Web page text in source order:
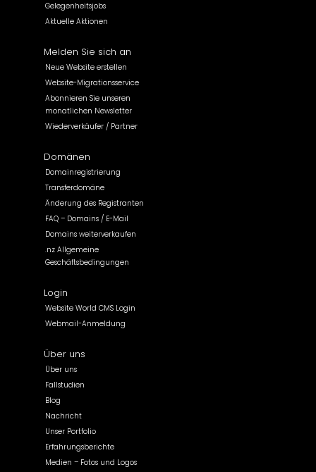
Gelegenheitsjobs
Aktuelle Aktionen
Melden Sie sich an
Neue Website erstellen
Website-Migrationsservice
Abonnieren Sie unseren
monatlichen Newsletter
Wiederverkäufer / Partner
Domänen
Domainregistrierung
Transferdomäne
Änderung des Registranten
FAQ – Domains / E-Mail
Domains weiterverkaufen
.nz Allgemeine
Geschäftsbedingungen
Login
Website World CMS Login
Webmail-Anmeldung
Über uns
Über uns
Fallstudien
Blog
Nachricht
Unser Portfolio
Erfahrungsberichte
Medien – Fotos und Logos